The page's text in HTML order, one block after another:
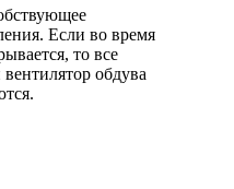
Если во время
то все
обдува